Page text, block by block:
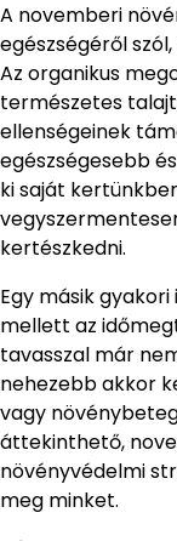
A novemberi
egészségéről
Az organikus
természetes
ellenségeinek
egészségesebb
ki saját
kertészkedni.
Egy másik
mellett az
tavasszal már
nehezebb akkor
vagy
áttekinthető,
növényvédelmi
meg minket.